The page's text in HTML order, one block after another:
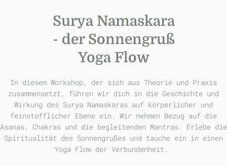
Surya Namaskara
- der Sonnengruß
Yoga Flow
In diesem Workshop, der sich aus Theorie und Praxis
zusammensetzt, führen wir dich in die Geschichte und
Wirkung des Surya Namaskaras auf körperlicher und
feinstofflicher Ebene ein. Wir nehmen Bezug auf die
Asanas, Chakras und die begleitenden Mantras. Erlebe die
Spiritualität des Sonnengrußes und tauche ein in einen
Yoga Flow der Verbundenheit.